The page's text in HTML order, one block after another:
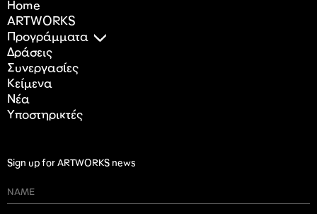
Home
ARTWORKS
Προγράμματα
Δράσεις
Συνεργασίες
Κείμενα
Nέα
Υποστηρικτές
Sign up for ARTWORKS news